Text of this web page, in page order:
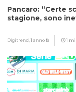
Pancaro: “Certe
stagione, sono
Digitrend,1 anno fa 1